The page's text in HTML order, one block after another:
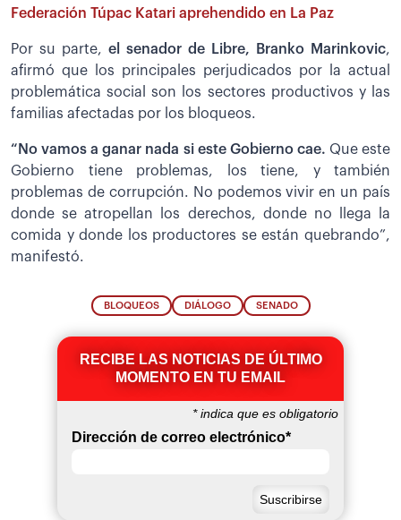
Federación Túpac Katari aprehendido en La Paz
Por su parte, el senador de Libre, Branko Marinkovic,
afirmó que los principales perjudicados por la actual
problemática social son los sectores productivos y las
familias afectadas por los bloqueos.
“No vamos a ganar nada si este Gobierno cae. Que este
Gobierno tiene problemas, los tiene, y también
problemas de corrupción. No podemos vivir en un país
donde se atropellan los derechos, donde no llega la
comida y donde los productores se están quebrando”,
manifestó.
BLOQUEOS DIÁLOGO SENADO
RECIBE LAS NOTICIAS DE ÚLTIMO
MOMENTO EN TU EMAIL
*indica que es obligatorio
Dirección de correo electrónico*